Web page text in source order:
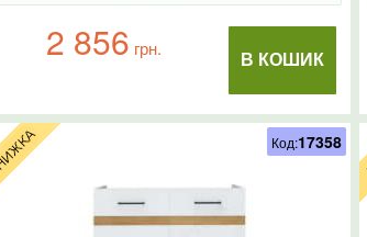
В КОШИК
2 856 грн.
Код:17358